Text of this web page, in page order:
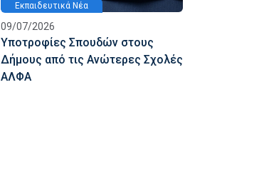
Εκπαιδευτικά Νέα
09/07/2026
Υποτροφίες Σπουδών στους
Δήμους από τις Ανώτερες Σχολές
ΑΛΦΑ